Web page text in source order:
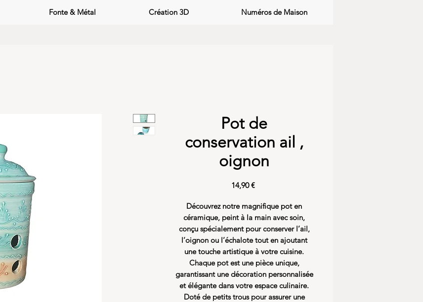
Fonte & Métal Création 3D Numéros de Maison
Pot de
conservation ail ,
oignon
14,90 €Preis
Découvrez notre magnifique pot en
céramique, peint à la main avec soin,
conçu spécialement pour conserver l’ail,
l’oignon ou l’échalote tout en ajoutant
une touche artistique à votre cuisine.
Chaque pot est une pièce unique,
garantissant une décoration personnalisée
et élégante dans votre espace culinaire.
Doté de petits trous pour assurer une